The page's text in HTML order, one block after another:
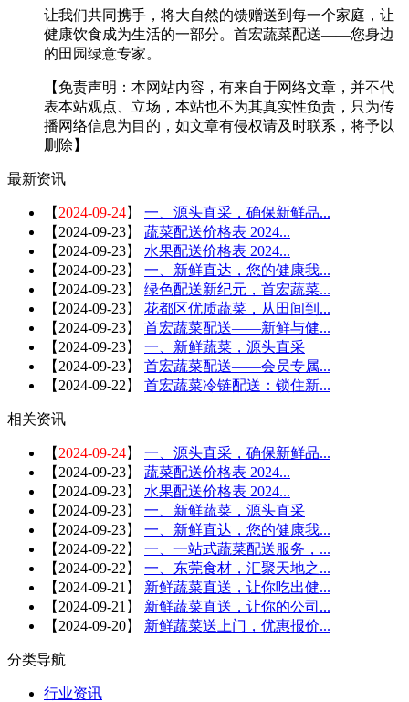
让我们共同携手，将大自然的馈赠送到每一个家庭，让
健康饮食成为生活的一部分。首宏蔬菜配送——您身边
的田园绿意专家。
【免责声明：本网站内容，有来自于网络文章，并不代
表本站观点、立场，本站也不为其真实性负责，只为传
播网络信息为目的，如文章有侵权请及时联系，将予以
删除】
最新资讯
【 2024-09-24】 一、源头直采，确保新鲜品...
【 2024-09-23】 蔬菜配送价格表 2024...
【 2024-09-23】 水果配送价格表 2024...
【 2024-09-23】 一、新鲜直达，您的健康我...
【 2024-09-23】 绿色配送新纪元，首宏蔬菜...
【 2024-09-23】 花都区优质蔬菜，从田间到...
【 2024-09-23】 首宏蔬菜配送——新鲜与健...
【 2024-09-23】 一、新鲜蔬菜，源头直采
【 2024-09-23】 首宏蔬菜配送——会员专属...
【 2024-09-22 】 首宏蔬菜冷链配送：锁住新...
相关资讯
【 2024-09-24】 一、源头直采，确保新鲜品...
【 2024-09-23】 蔬菜配送价格表 2024...
【 2024-09-23】 水果配送价格表 2024...
【 2024-09-23】 一、新鲜蔬菜，源头直采
【 2024-09-23】 一、新鲜直达，您的健康我...
【 2024-09-22 】 一、一站式蔬菜配送服务，...
【 2024-09-22 】 一、东莞食材，汇聚天地之...
【 2024-09-21 】 新鲜蔬菜直送，让你吃出健...
【 2024-09-21 】 新鲜蔬菜直送，让你的公司...
【 2024-09-20】 新鲜蔬菜送上门，优惠报价...
分类导航
行业资讯